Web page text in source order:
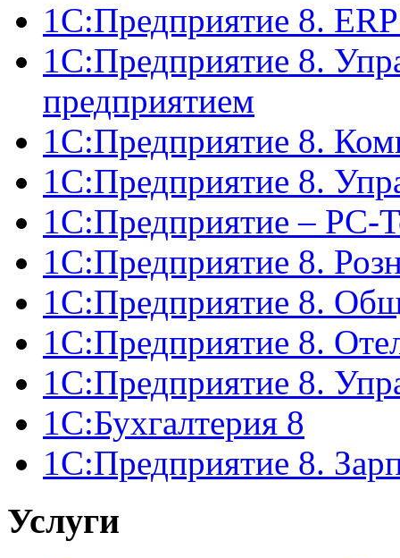
1С:Предприятие 8.
1С:Предприятие 8.
предприятием
1С:Предприятие 8.
1С:Предприятие 8.
1С:Предприятие – РС-
1С:Предприятие 8.
1С:Предприятие 8.
1С:Предприятие 8.
1С:Предприятие 8.
1С:Бухгалтерия 8
1С:Предприятие 8.
Услуги